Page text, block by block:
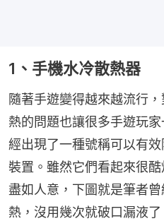
1、手機水冷散熱器
隨著手遊變得越來越流行
熱的問題也讓很多手遊玩
經出現了一種號稱可以有
裝置。雖然它們看起來很
盡如人意，下圖就是筆者
熱，沒用幾次就破口漏液了